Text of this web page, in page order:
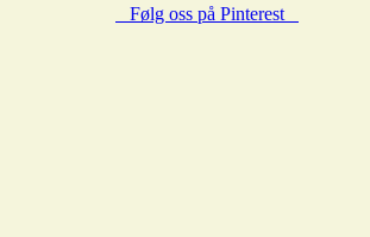
Følg oss på Pinterest